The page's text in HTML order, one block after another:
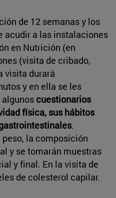
de 12 semanas y los
acudir a las instalaciones
en Nutrición (en
(visita de cribado,
visita durará
y en ella se les
cuestionarios
física, sus hábitos
.
la composición
y se tomarán muestras
y final. En la visita de
de colesterol capilar.